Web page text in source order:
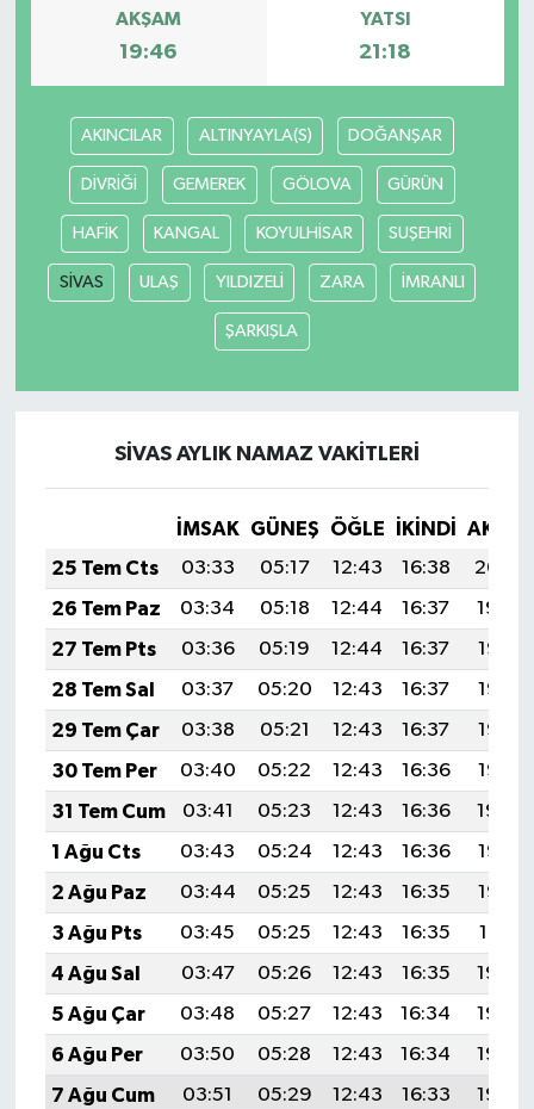
AKŞAM
19:46
YATSI
21:18
AKINCILAR ALTINYAYLA(S) DOĞANŞAR
DİVRİĞİ GEMEREK GÖLOVA GÜRÜN
HAFİK KANGAL KOYULHİSAR SUŞEHRİ
SİVAS ULAŞ YILDIZELİ ZARA İMRANLI
ŞARKIŞLA
SİVAS AYLIK NAMAZ VAKITLERI
İMSAK GÜNEŞ ÖĞLE İKINDI
25 Tem Cts
03:33 05:17 12:43 16:38
20:00
26 Tem Paz
03:34 05:18 12:44 16:37
19:59
27 Tem Pts
03:36 05:19 12:44 16:37
19:58
28 Tem Sal
03:37 05:20 12:43 16:37
19:57
29 Tem Çar
03:38 05:21 12:43 16:37
19:56
30 Tem Per
03:40 05:22 12:43 16:36
19:55
31 Tem Cum
03:41 05:23 12:43 16:36
19:54
1 Ağu Cts
03:43 05:24 12:43 16:36
19:53
2 Ağu Paz
03:44 05:25 12:43 16:35
19:52
3 Ağu Pts
03:45 05:25 12:43 16:35
19:51
4 Ağu Sal
03:47 05:26 12:43 16:35
19:50
5 Ağu Çar
03:48 05:27 12:43 16:34
19:49
6 Ağu Per
03:50 05:28 12:43 16:34
19:48
7 Ağu Cum
03:51 05:29 12:43 16:33
19:46